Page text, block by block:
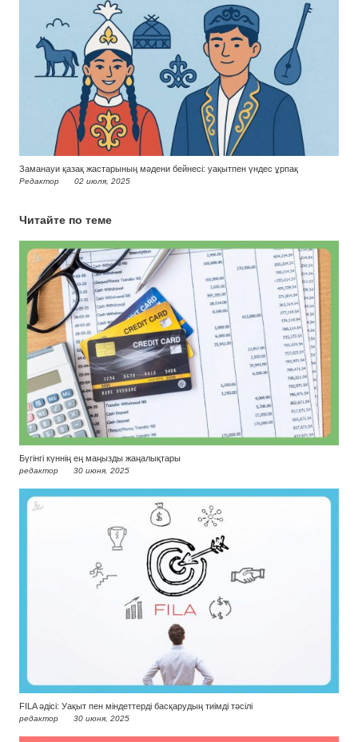
Заманауи қазақ жастарының мәдени бейнесі: уақытпен үндес ұрпақ
Редактор 02 июля, 2025
Читайте по теме
Бүгінгі күннің ең маңызды жаңалықтары
редактор 30 июня, 2025
FILA әдісі: Уақыт пен міндеттерді басқарудың тиімді тәсілі
редактор 30 июня, 2025